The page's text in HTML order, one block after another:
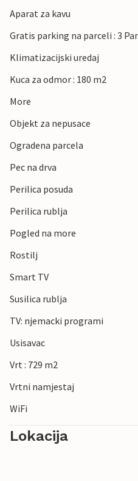
Aparat za kavu
Gratis parking na parceli : 3
Klimatizacijski uredaj
Kuca za odmor : 180 m2
More
Objekt za nepusace
Ogradena parcela
Pec na drva
Perilica posuda
Perilica rublja
Pogled na more
Rostilj
Smart TV
Susilica rublja
TV: njemacki programi
Usisavac
Vrt : 729 m2
Vrtni namjestaj
WiFi
Lokacija